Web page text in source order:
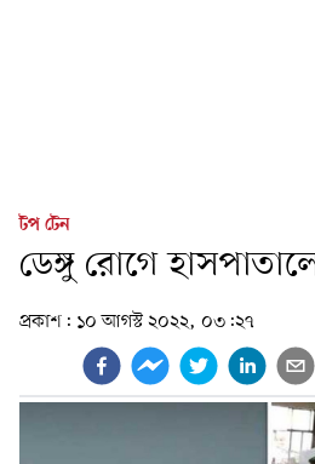
টপ টেন
ডেঙ্গু রোগে
প্রকাশ: ১০ আগস্ট ২০২২, ০৩:২৭